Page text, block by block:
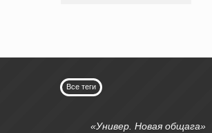
Все теги
«Универ. Новая общага»